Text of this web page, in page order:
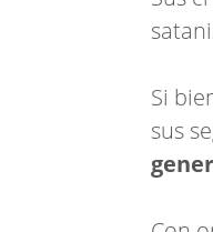
Si
sus